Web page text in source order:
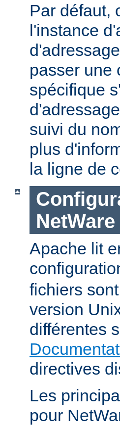
Par défaut,
l'instance
passer une
spécifique
suivi du
plus
la ligne de
NetWare
Apache lit
fichiers
version
différentes
directives
Les
pour